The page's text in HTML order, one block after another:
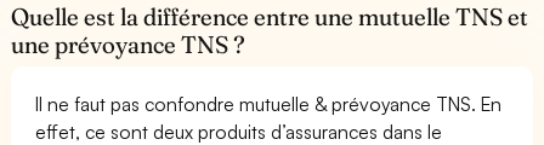
Quelle est la différence entre une mutuelle TNS et
une prévoyance TNS ?
Il ne faut pas confondre mutuelle & prévoyance TNS. En
effet, ce sont deux produits d’assurances dans le